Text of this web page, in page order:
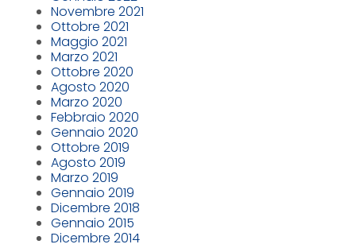
Novembre 2021
Ottobre 2021
Maggio 2021
Marzo 2021
Ottobre 2020
Agosto 2020
Marzo 2020
Febbraio 2020
Gennaio 2020
Ottobre 2019
Agosto 2019
Marzo 2019
Gennaio 2019
Dicembre 2018
Gennaio 2015
Dicembre 2014